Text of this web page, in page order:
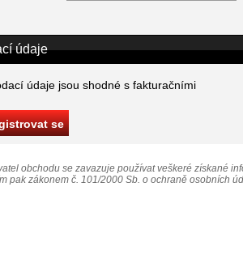
údaje
údaje jsou shodné s fakturačními
obchodu se zavazuje používat veškeré získané
pak zákonem č. 101/2000 Sb. o ochraně osobních